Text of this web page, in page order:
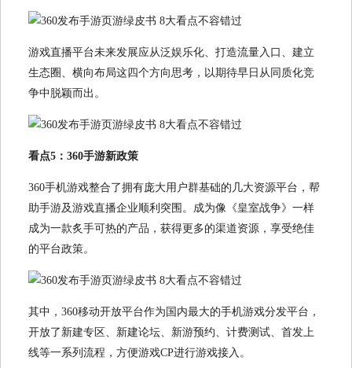
游戏直播平台未来发展应从泛娱乐化、打造流量入口、建立
生态圈、横向布局这四个方向思考，以期待早日从同质化竞
争中脱颖而出。
看点5：360手游新政策
360手机游戏整合了拥有庞大用户群基础的几大资源平台，帮
助手游及游戏直播企业顺利突围。成为像《皇室战争》一样
成为一款炙手可热的产品，获得更多的渠道资源，享受绝佳
的平台政策。
其中，360移动开放平台作为国内最大的手机游戏分发平台，
开放了新建专区、新建论坛、新游预约、计费测试、首发上
线等一系列流程，方便游戏CP进行游戏接入。